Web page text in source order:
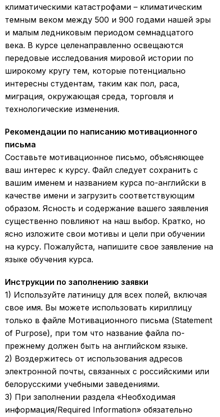
климатическими катастрофами – климатическим
темным веком между 500 и 900 годами нашей эры
и малым ледниковым периодом семнадцатого
века. В курсе целенаправленно освещаются
передовые исследования мировой истории по
широкому кругу тем, которые потенциально
интересны студентам, таким как пол, раса,
миграция, окружающая среда, торговля и
технологические изменения.
Рекомендации по написанию мотивационного
письма
Составьте мотивационное письмо, объясняющее
ваш интерес к курсу. Файл следует сохранить с
вашим именем и названием курса по-английски в
качестве имени и загрузить соответствующим
образом. Ясность и содержание вашего заявления
существенно повлияют на наш выбор. Кратко, но
ясно изложите свои мотивы и цели при обучении
на курсу. Пожалуйста, напишите свое заявление на
языке обучения курса.
Инструкции по заполнению заявки
1) Используйте латиницу для всех полей, включая
свое имя. Вы можете использовать кириллицу
только в файле Мотивационного письма (Statement
of Purpose), при том что название файла по-
прежнему должен быть на английском языке.
2) Воздержитесь от использования адресов
электронной почты, связанных с российскими или
белорусскими учебными заведениями.
3) При заполнении раздела «Необходимая
информация/Required Information» обязательно